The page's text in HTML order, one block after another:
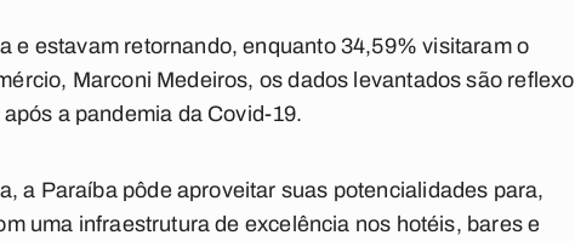
e estavam retornando, enquanto 34,59% visitaram o
Marconi Medeiros, os dados levantados são reflexo
a pandemia da Covid-19.
a Paraíba pôde aproveitar suas potencialidades para,
uma infraestrutura de excelência nos hotéis, bares e